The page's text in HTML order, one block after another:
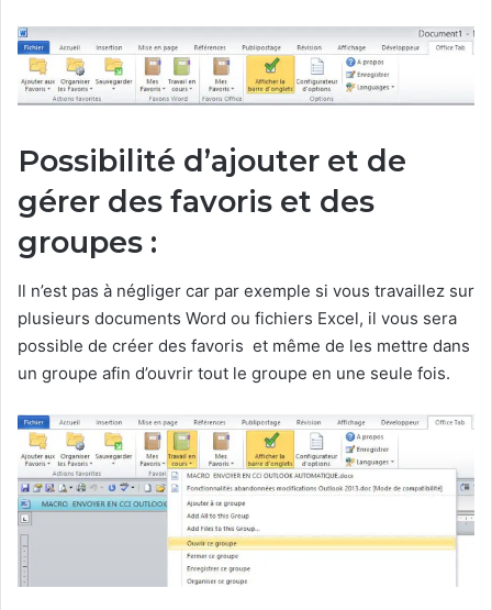
Possibilité d’ajouter et de
gérer des favoris et des
groupes :
Il n’est pas à négliger car par exemple si vous travaillez sur
plusieurs documents Word ou fichiers Excel, il vous sera
possible de créer des favoris et même de les mettre dans
un groupe afin d’ouvrir tout le groupe en une seule fois.